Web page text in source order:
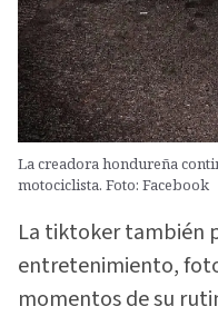
La creadora hondureña
motociclista. Foto: Facebook
La tiktoker también
entretenimiento,
momentos de su